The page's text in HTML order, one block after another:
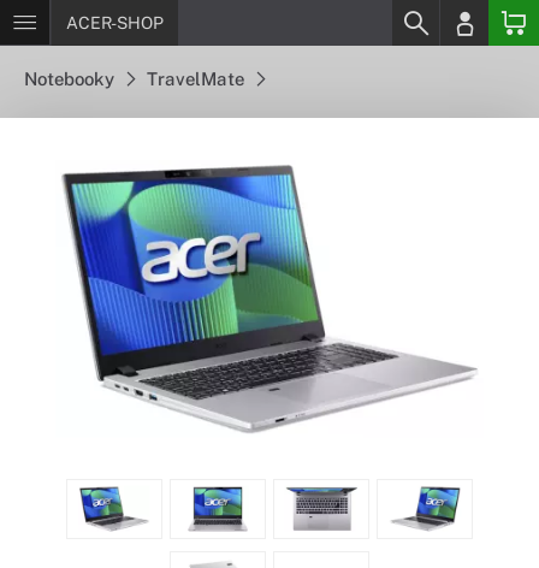
ACER-SHOP
Notebooky TravelMate